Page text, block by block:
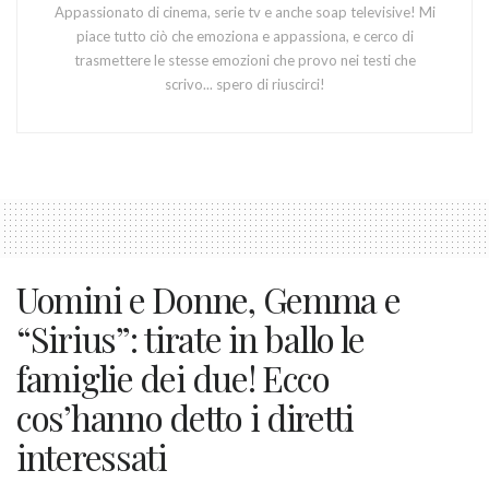
Appassionato di cinema, serie tv e anche soap televisive! Mi
piace tutto ciò che emoziona e appassiona, e cerco di
trasmettere le stesse emozioni che provo nei testi che
scrivo... spero di riuscirci!
Uomini e Donne, Gemma e
“Sirius”: tirate in ballo le
famiglie dei due! Ecco
cos’hanno detto i diretti
interessati